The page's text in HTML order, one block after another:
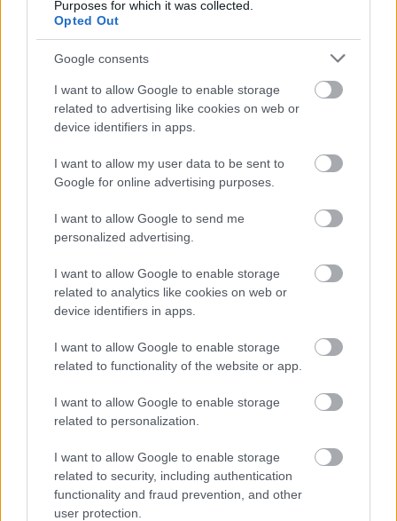
Purposes for which it was collected.
Opted Out
Google consents
I want to allow Google to enable storage
related to advertising like cookies on web or
device identifiers in apps.
I want to allow my user data to be sent to
Google for online advertising purposes.
I want to allow Google to send me
personalized advertising.
I want to allow Google to enable storage
related to analytics like cookies on web or
device identifiers in apps.
I want to allow Google to enable storage
related to functionality of the website or app.
I want to allow Google to enable storage
related to personalization.
I want to allow Google to enable storage
related to security, including authentication
functionality and fraud prevention, and other
user protection.
Πυρόπληκτοι: Τι σημαίνουν τα «πράσινα»,
«κίτρινα» και «κόκκινα» σπίτια για τις
αποζημιώσεις
Ποια είναι η (κυβερνητική) λίστα με τα μεγάλα
οδικά έργα και τα εκτιμώμενα
χρονοδιαγράμματα
TAGS: Λιμάνια Άδεια